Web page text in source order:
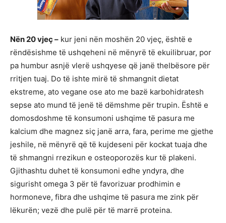
Nën 20 vjeç – kur jeni nën moshën 20 vjeç, është e
rëndësishme të ushqeheni në mënyrë të ekuilibruar, por
pa humbur asnjë vlerë ushqyese që janë thelbësore për
rritjen tuaj. Do të ishte mirë të shmangnit dietat
ekstreme, ato vegane ose ato me bazë karbohidratesh
sepse ato mund të jenë të dëmshme për trupin. Është e
domosdoshme të konsumoni ushqime të pasura me
kalcium dhe magnez siç janë arra, fara, perime me gjethe
jeshile, në mënyrë që të kujdeseni për kockat tuaja dhe
të shmangni rrezikun e osteoporozës kur të plakeni.
Gjithashtu duhet të konsumoni edhe yndyra, dhe
sigurisht omega 3 për të favorizuar prodhimin e
hormoneve, fibra dhe ushqime të pasura me zink për
lëkurën; vezë dhe pulë për të marrë proteina.